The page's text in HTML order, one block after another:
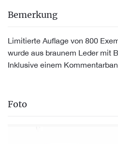
Bemerkung
Limitierte Auflage von 800
wurde aus braunem Leder mit
Inklusive einem
Foto